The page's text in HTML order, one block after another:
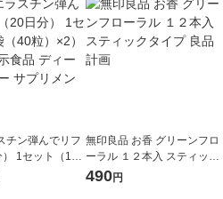
チン弾んでリフ
） 1セット（1袋
機能性表示食
無印良品 お香 グリーンフロ
ーラル １２本入 スティック
タイプ 良品計画
490円